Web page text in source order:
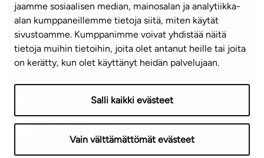
jaamme sosiaalisen median, mainosalan ja analytiikka-
alan kumppaneillemme tietoja siitä, miten käytät
sivustoamme. Kumppanimme voivat yhdistää näitä
tietoja muihin tietoihin, joita olet antanut heille tai joita
on kerätty, kun olet käyttänyt heidän palvelujaan.
Salli kaikki evästeet
Vain välttämättömät evästeet
Tilaa uutiskirje
Mediapankki
TietosuojaselosteSaavutettavuusseloste